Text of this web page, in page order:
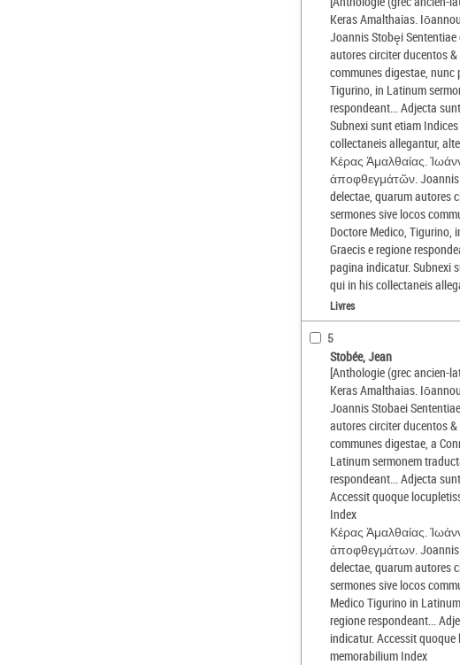
Keras Amalthaias.
Joannis Stobęi Sententiae
autores circiter ducentos
communes digestae, nunc
Tigurino, in Latinum
respondeant... Adjecta
Subnexi sunt etiam
collectaneis allegantur,
Κέρας Ἀμαλθαίας.
ἀποφθεγμάτῶν. Joannis
delectae, quarum autores
sermones sive locos
Doctore Medico, Tigurino,
Graecis e regione
pagina indicatur. Subnexi
qui in his collectaneis
Livres
5
Stobée, Jean
[Anthologie (grec ancien-
Keras Amalthaias.
Joannis Stobaei
autores circiter ducentos
communes digestae, a
Latinum sermonem
respondeant... Adjecta
Accessit quoque
Index
Κέρας Ἀμαλθαίας.
ἀποφθεγμάτων. Joannis
delectae, quarum autores
sermones sive locos
Medico Tigurino in
regione respondeant...
indicatur. Accessit
memorabilium Index